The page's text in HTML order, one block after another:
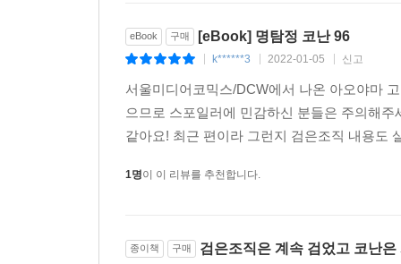
eBook 구매 [eBook] 명탐정 코난 96
k******3 2022-01-05 신고
서울미디어코믹스/DCW에서 나온 아오야마
으므로 스포일러에 민감하신 분들은 주의해
같아요! 최근 편이라 그런지 검은조직 내용도
1명이 이 리뷰를 추천합니다.
종이책 구매 검은조직은 계속 검었고 코난